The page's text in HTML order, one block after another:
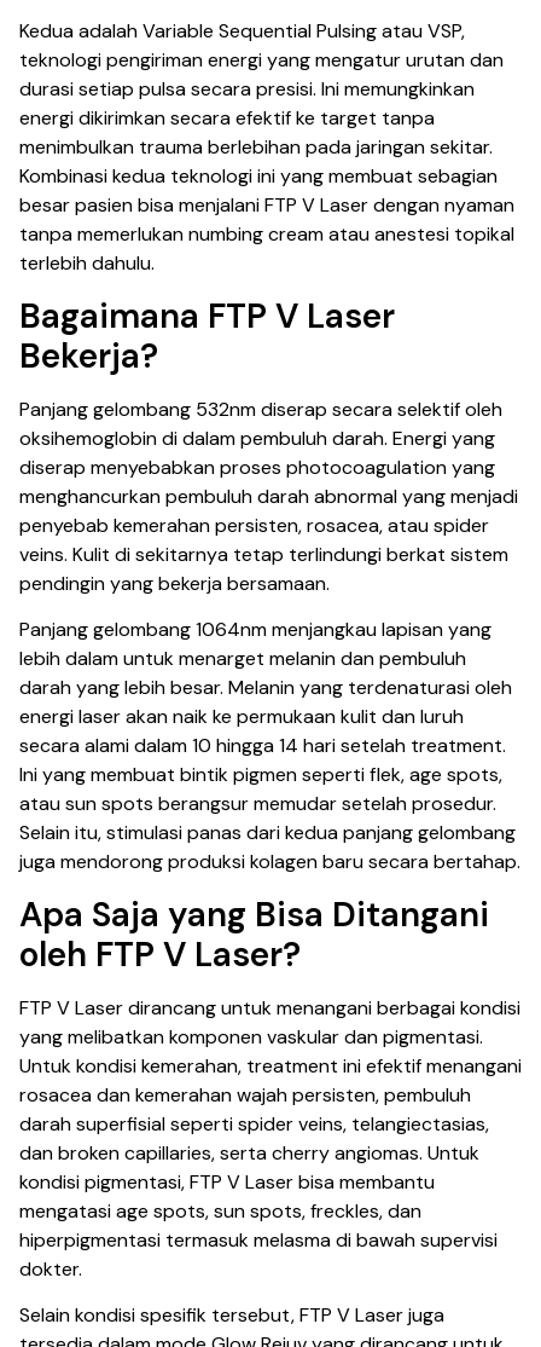
Kedua adalah Variable Sequential Pulsing atau VSP,
teknologi pengiriman energi yang mengatur urutan dan
durasi setiap pulsa secara presisi. Ini memungkinkan
energi dikirimkan secara efektif ke target tanpa
menimbulkan trauma berlebihan pada jaringan sekitar.
Kombinasi kedua teknologi ini yang membuat sebagian
besar pasien bisa menjalani FTP V Laser dengan nyaman
tanpa memerlukan numbing cream atau anestesi topikal
terlebih dahulu.
Bagaimana FTP V Laser
Bekerja?
Panjang gelombang 532nm diserap secara selektif oleh
oksihemoglobin di dalam pembuluh darah. Energi yang
diserap menyebabkan proses photocoagulation yang
menghancurkan pembuluh darah abnormal yang menjadi
penyebab kemerahan persisten, rosacea, atau spider
veins. Kulit di sekitarnya tetap terlindungi berkat sistem
pendingin yang bekerja bersamaan.
Panjang gelombang 1064nm menjangkau lapisan yang
lebih dalam untuk menarget melanin dan pembuluh
darah yang lebih besar. Melanin yang terdenaturasi oleh
energi laser akan naik ke permukaan kulit dan luruh
secara alami dalam 10 hingga 14 hari setelah treatment.
Ini yang membuat bintik pigmen seperti flek, age spots,
atau sun spots berangsur memudar setelah prosedur.
Selain itu, stimulasi panas dari kedua panjang gelombang
juga mendorong produksi kolagen baru secara bertahap.
Apa Saja yang Bisa Ditangani
oleh FTP V Laser?
FTP V Laser dirancang untuk menangani berbagai kondisi
yang melibatkan komponen vaskular dan pigmentasi.
Untuk kondisi kemerahan, treatment ini efektif menangani
rosacea dan kemerahan wajah persisten, pembuluh
darah superfisial seperti spider veins, telangiectasias,
dan broken capillaries, serta cherry angiomas. Untuk
kondisi pigmentasi, FTP V Laser bisa membantu
mengatasi age spots, sun spots, freckles, dan
hiperpigmentasi termasuk melasma di bawah supervisi
dokter.
Selain kondisi spesifik tersebut, FTP V Laser juga